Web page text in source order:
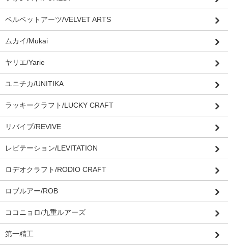
ベルベットアーツ/VELVET ARTS
ムカイ/Mukai
ヤリエ/Yarie
ユニチカ/UNITIKA
ラッキークラフト/LUCKY CRAFT
リバイブ/REVIVE
レビテーション/LEVITATION
ロデオクラフト/RODIO CRAFT
ロブルアー/ROB
ココニョロ/九重ルアーズ
第一精工